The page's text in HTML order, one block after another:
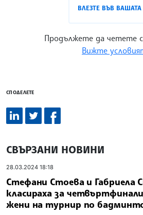
ВЛЕЗТЕ ВЪВ ВАШАТА
Продължете да четете
Вижте
СПОДЕЛЕТЕ
СВЪРЗАНИ НОВИНИ
28.03.2024 18:18
Стефани Стоева и Габриела
класираха за
жени на турнир по